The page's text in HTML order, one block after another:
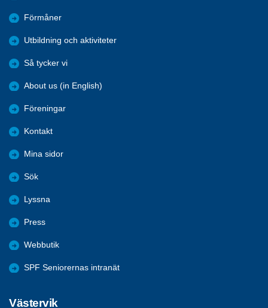
Förmåner
Utbildning och aktiviteter
Så tycker vi
About us (in English)
Föreningar
Kontakt
Mina sidor
Sök
Lyssna
Press
Webbutik
SPF Seniorernas intranät
Västervik